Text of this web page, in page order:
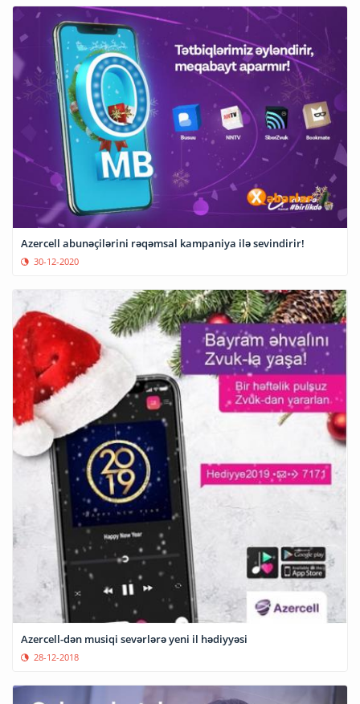
Azercell abunəçilərini rəqəmsal kampaniya ilə sevindirir!
30-12-2020
Azercell-dən musiqi sevərlərə yeni il hədiyyəsi
28-12-2018